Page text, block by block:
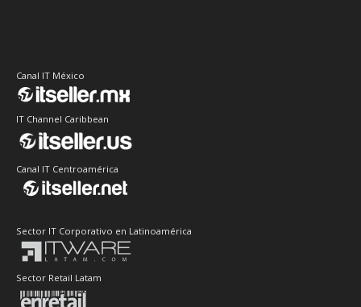
Canal IT México
IT Channel Caribbean
Canal IT Centroamérica
Sector IT Corporativo en Latinoamérica
Sector Retail Latam